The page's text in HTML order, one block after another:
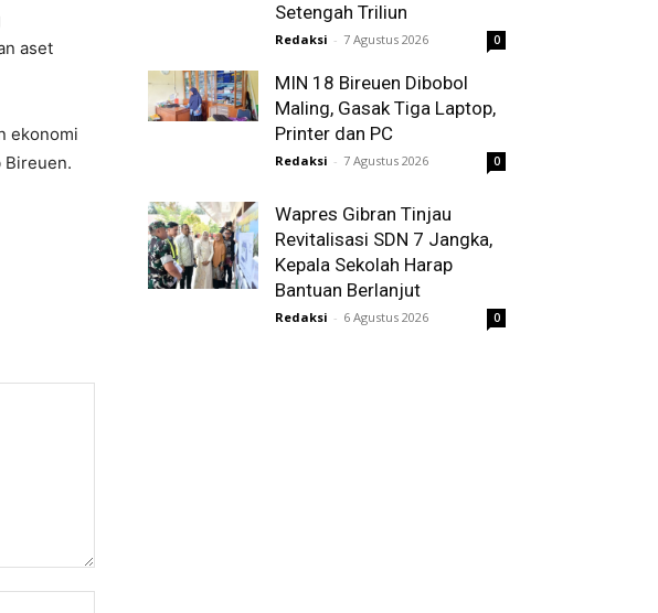
aset
ekonomi
Bireuen.
Setengah Triliun
Redaksi - 7 Agustus 2026 0
MIN 18 Bireuen Dibobol
Maling, Gasak Tiga Laptop,
Printer dan PC
Redaksi - 7 Agustus 2026 0
Wapres Gibran Tinjau
Revitalisasi SDN 7 Jangka,
Kepala Sekolah Harap
Bantuan Berlanjut
Redaksi - 6 Agustus 2026 0